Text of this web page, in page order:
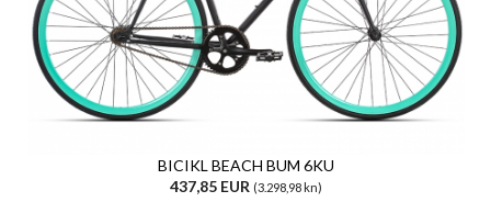
BICIKL BEACH BUM 6KU
437,85 EUR (3.298,98 kn)